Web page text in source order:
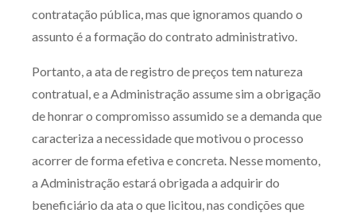
contratação pública, mas que ignoramos quando o
assunto é a formação do contrato administrativo.
Portanto, a ata de registro de preços tem natureza
contratual, e a Administração assume sim a obrigação
de honrar o compromisso assumido se a demanda que
caracteriza a necessidade que motivou o processo
acorrer de forma efetiva e concreta. Nesse momento,
a Administração estará obrigada a adquirir do
beneficiário da ata o que licitou, nas condições que